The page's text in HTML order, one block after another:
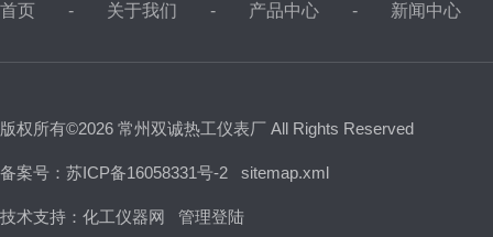
首页 关于我们 产品中心 新闻中心
版权所有©2026 常州双诚热工仪表厂 All Rights Reserved
备案号：苏ICP备16058331号-2 sitemap.xml
技术支持： 化工仪器网 管理登陆